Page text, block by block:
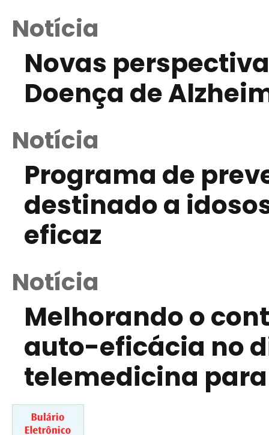
Notícia
Novas
Doença de
Notícia
Programa de
destinado a
eficaz
Notícia
Melhorando o
auto-eficácia no
telemedicina